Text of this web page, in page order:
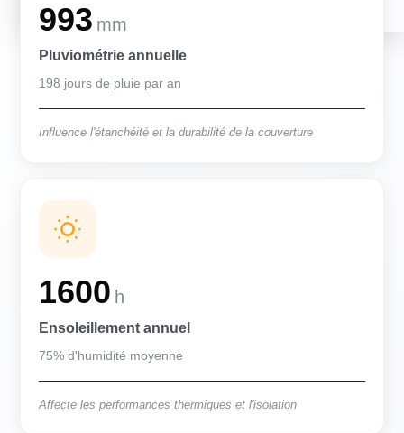
993 mm
Pluviométrie annuelle
198 jours de pluie par an
Influence l'étanchéité et la durabilité de la couverture
1600 h
Ensoleillement annuel
75% d'humidité moyenne
Affecte les performances thermiques et l'isolation